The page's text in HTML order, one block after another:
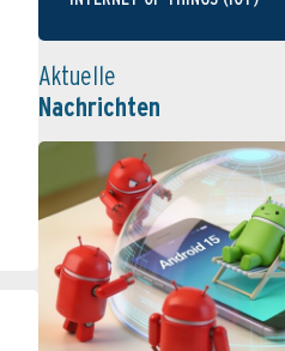
Aktuelle
Nachrichten